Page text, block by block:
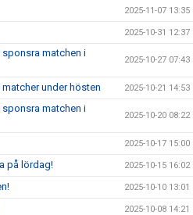
2025-11-07 13:35
2025-10-31 12:37
matchen i
2025-10-27 07:43
under hösten 2025-10-21 14:53
matchen i
2025-10-20 08:22
2025-10-17 15:00
på lördag! 2025-10-15 16:02
2025-10-10 13:01
2025-10-08 14:21